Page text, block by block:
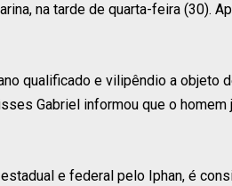
na tarde de quarta-feira (30).
qualificado e vilipêndio a objeto
Gabriel informou que o homem
e federal pelo Iphan, é